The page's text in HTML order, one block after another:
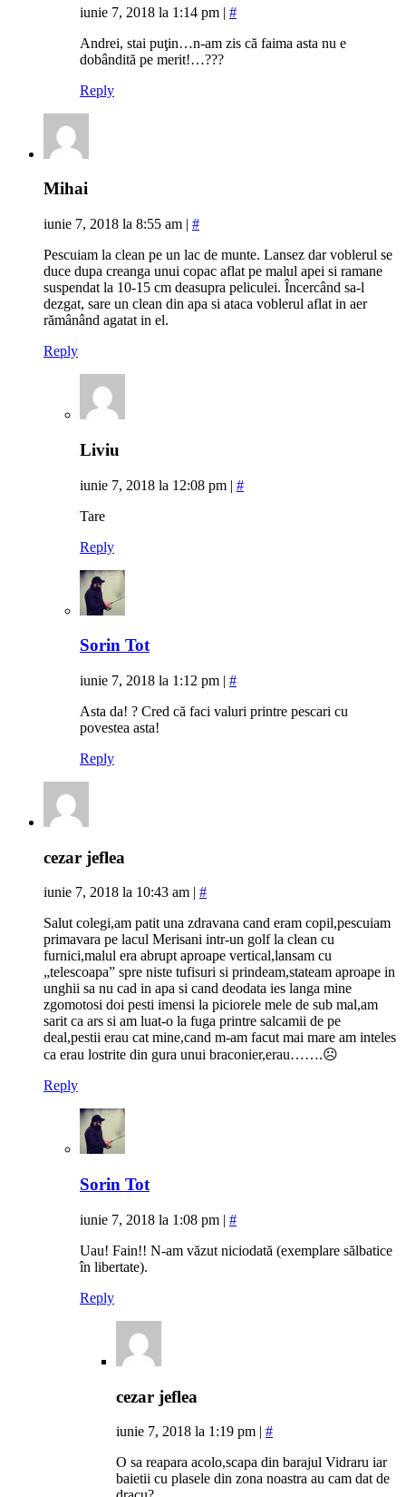
iunie 7, 2018 la 1:14 pm | #
Andrei, stai puţin…n-am zis că faima asta nu e
dobândită pe merit!…???
Reply
Mihai
iunie 7, 2018 la 8:55 am | #
Pescuiam la clean pe un lac de munte. Lansez dar voblerul se
duce dupa creanga unui copac aflat pe malul apei si ramane
suspendat la 10-15 cm deasupra peliculei. Încercând sa-l
dezgat, sare un clean din apa si ataca voblerul aflat in aer
rămânând agatat in el.
Reply
Liviu
iunie 7, 2018 la 12:08 pm | #
Tare
Reply
Sorin Tot
iunie 7, 2018 la 1:12 pm | #
Asta da! ? Cred că faci valuri printre pescari cu
povestea asta!
Reply
cezar jeflea
iunie 7, 2018 la 10:43 am | #
Salut colegi,am patit una zdravana cand eram copil,pescuiam
primavara pe lacul Merisani intr-un golf la clean cu
furnici,malul era abrupt aproape vertical,lansam cu
„telescoapa” spre niste tufisuri si prindeam,stateam aproape in
unghii sa nu cad in apa si cand deodata ies langa mine
zgomotosi doi pesti imensi la piciorele mele de sub mal,am
sarit ca ars si am luat-o la fuga printre salcamii de pe
deal,pestii erau cat mine,cand m-am facut mai mare am inteles
ca erau lostrite din gura unui braconier,erau…….☹
Reply
Sorin Tot
iunie 7, 2018 la 1:08 pm | #
Uau! Fain!! N-am văzut niciodată (exemplare sălbatice
în libertate).
Reply
cezar jeflea
iunie 7, 2018 la 1:19 pm | #
O sa reapara acolo,scapa din barajul Vidraru iar
baietii cu plasele din zona noastra au cam dat de